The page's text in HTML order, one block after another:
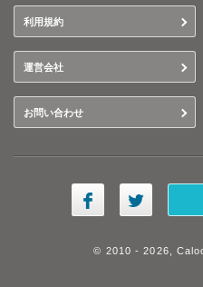
利用規約
運営会社
お問い合わせ
© 2010 - 2026,